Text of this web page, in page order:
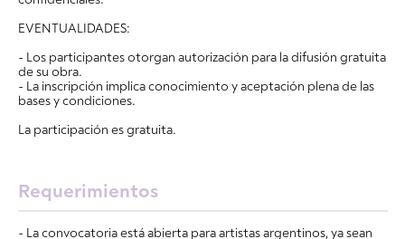
EVENTUALIDADES:
- Los participantes otorgan autorización para la difusión gratuita
de su obra.
- La inscripción implica conocimiento y aceptación plena de las
bases y condiciones.
La participación es gratuita.
Requerimientos
- La convocatoria está abierta para artistas argentinos, ya sean